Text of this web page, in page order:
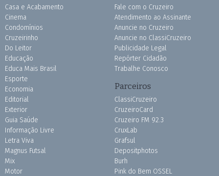
Casa e Acabamento
Cinema
Condomínios
Cruzeirinho
Do Leitor
Educação
Educa Mais Brasil
Esporte
Economia
Editorial
Exterior
Guia Saúde
Informação Livre
Letra Viva
Magnus Futsal
Mix
Motor
Fale com o Cruzeiro
Atendimento ao Assinante
Anuncie no Cruzeiro
Anuncie no ClassiCruzeiro
Publicidade Legal
Repórter Cidadão
Trabalhe Conosco
Parceiros
ClassiCruzeiro
CruzeiroCard
Cruzeiro FM 92.3
CruxLab
Grafsul
Depositphotos
Burh
Pink do Bem OSSEL